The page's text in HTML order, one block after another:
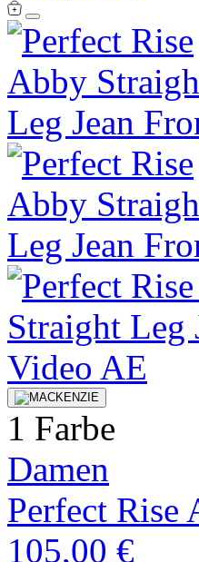
1 Farbe
Damen
Perfect Rise
105,00 €